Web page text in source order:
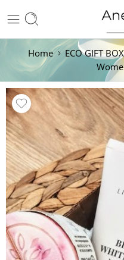
Home ECO GIFT